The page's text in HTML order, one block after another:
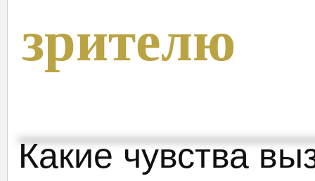
зрителю
Какие чувства